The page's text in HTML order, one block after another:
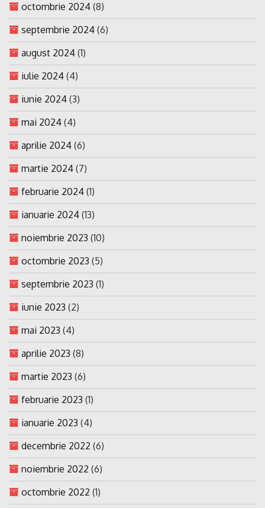
octombrie 2024 (8)
septembrie 2024 (6)
august 2024 (1)
iulie 2024 (4)
iunie 2024 (3)
mai 2024 (4)
aprilie 2024 (6)
martie 2024 (7)
februarie 2024 (1)
ianuarie 2024 (13)
noiembrie 2023 (10)
octombrie 2023 (5)
septembrie 2023 (1)
iunie 2023 (2)
mai 2023 (4)
aprilie 2023 (8)
martie 2023 (6)
februarie 2023 (1)
ianuarie 2023 (4)
decembrie 2022 (6)
noiembrie 2022 (6)
octombrie 2022 (1)